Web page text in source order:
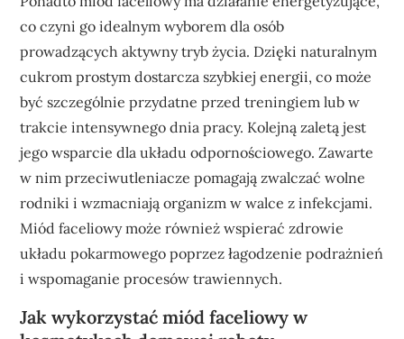
co czyni go idealnym wyborem dla osób
prowadzących aktywny tryb życia. Dzięki naturalnym
cukrom prostym dostarcza szybkiej energii, co może
być szczególnie przydatne przed treningiem lub w
trakcie intensywnego dnia pracy. Kolejną zaletą jest
jego wsparcie dla układu odpornościowego. Zawarte
w nim przeciwutleniacze pomagają zwalczać wolne
rodniki i wzmacniają organizm w walce z infekcjami.
Miód faceliowy może również wspierać zdrowie
układu pokarmowego poprzez łagodzenie podrażnień
i wspomaganie procesów trawiennych.
Jak wykorzystać miód faceliowy w